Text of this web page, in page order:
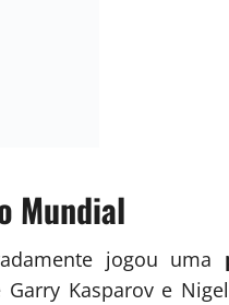
Mundial
jogou uma
Kasparov e